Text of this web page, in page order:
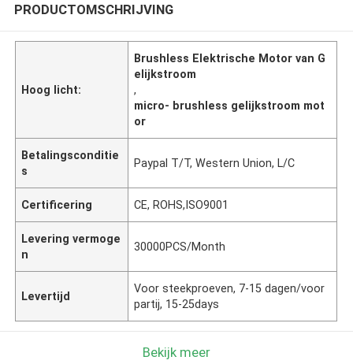
PRODUCTOMSCHRIJVING
Hoog licht:
Brushless Elektrische Motor van G
elijkstroom
,
micro- brushless gelijkstroom mot
or
Betalingsconditie
s
Paypal T/T, Western Union, L/C
Certificering CE, ROHS,ISO9001
Levering vermoge
n
30000PCS/Month
Levertijd
Voor steekproeven, 7-15 dagen/voor
partij, 15-25days
Bekijk meer